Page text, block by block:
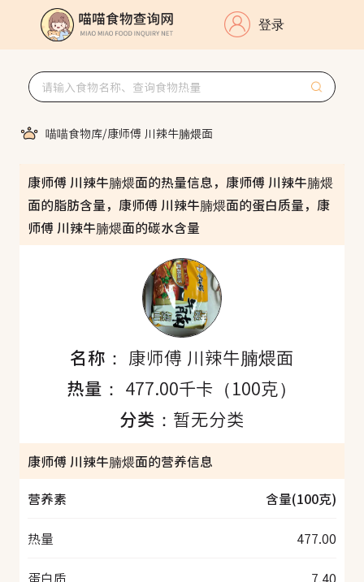
登录
喵喵食物库/康师傅 川辣牛腩煨面
康师傅 川辣牛腩煨面的热量信息，康师傅 川辣牛腩煨
面的脂肪含量，康师傅 川辣牛腩煨面的蛋白质量，康
师傅 川辣牛腩煨面的碳水含量
名称： 康师傅 川辣牛腩煨面
热量： 477.00千卡（100克）
分类： 暂无分类
康师傅 川辣牛腩煨面的营养信息
营养素
含量(100克)
热量 477.00